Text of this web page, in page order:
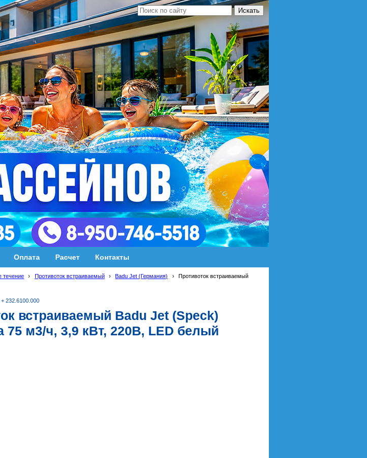
Оплата Расчет Контакты
течение › Противоток встраиваемый › Badu Jet (Германия) ›
Противоток встраиваемый
232.6100.000
встраиваемый Badu Jet (Speck)
75 м3/ч, 3,9 кВт, 220В, LED белый